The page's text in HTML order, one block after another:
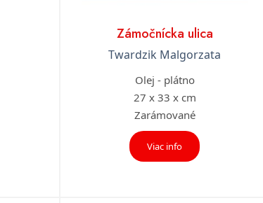
Zámočnícka ulica
Twardzik Malgorzata
Olej - plátno
27 x 33 x cm
Zarámované
Viac info